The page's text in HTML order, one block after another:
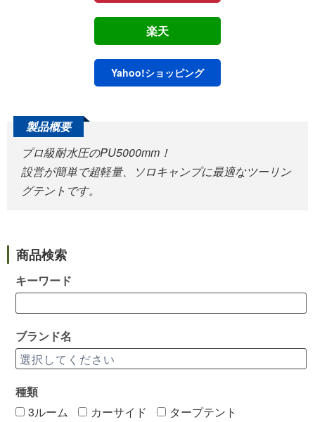
楽天
Yahoo!ショッピング
プロ級耐水圧のPU5000mm！
設営が簡単で超軽量、ソロキャンプに最適なツーリン
グテントです。
商品検索
キーワード
ブランド名
種類
3ルーム
カーサイド
タープテント